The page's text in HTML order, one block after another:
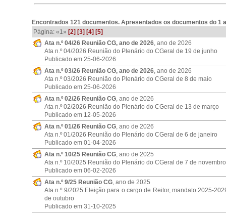
Encontrados 121 documentos. Apresentados os documentos do 1
Página: «1» [2] [3] [4] [5]
Ata n.º 04/26 Reunião CG, ano de 2026, ano de 2026
Ata n.º 04/2026 Reunião do Plenário do CGeral de 19 de junho
Publicado em 25-06-2026
Ata n.º 03/26 Reunião CG, ano de 2026, ano de 2026
Ata n.º 03/2026 Reunião do Plenário do CGeral de 8 de maio
Publicado em 25-06-2026
Ata n.º 02/26 Reunião CG, ano de 2026
Ata n.º 02/2026 Reunião do Plenário do CGeral de 13 de março
Publicado em 12-05-2026
Ata n.º 01/26 Reunião CG, ano de 2026
Ata n.º 01/2026 Reunião do Plenário do CGeral de 6 de janeiro
Publicado em 01-04-2026
Ata n.º 10/25 Reunião CG, ano de 2025
Ata n.º 10/2025 Reunião do Plenário do CGeral de 7 de novembro
Publicado em 06-02-2026
Ata n.º 9/25 Reunião CG, ano de 2025
Ata n.º 9/2025 Eleição para o cargo de Reitor, mandato 2025-
de outubro
Publicado em 31-10-2025